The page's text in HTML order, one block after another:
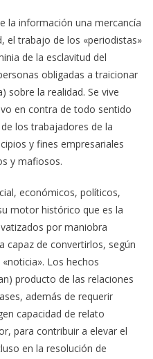
la información una mercancía
el trabajo de los «periodistas»
de la esclavitud del
obligadas a traicionar
sobre la realidad. Se vive
en contra de todo sentido
los trabajadores de la
y fines empresariales
y mafiosos.
económicos, políticos,
motor histórico que es la
por maniobra
capaz de convertirlos, según
Los hechos
producto de las relaciones
además de requerir
capacidad de relato
para contribuir a elevar el
en la resolución de